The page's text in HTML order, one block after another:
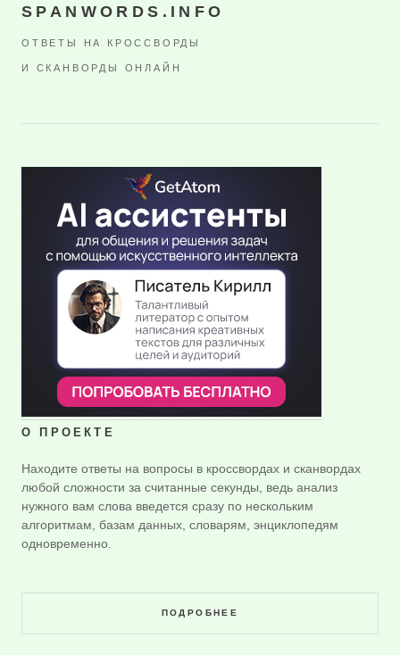
SPANWORDS.INFO
ОТВЕТЫ НА КРОССВОРДЫ
И СКАНВОРДЫ ОНЛАЙН
О ПРОЕКТЕ
Находите ответы на вопросы в кроссвордах и сканвордах
любой сложности за считанные секунды, ведь анализ
нужного вам слова введется сразу по нескольким
алгоритмам, базам данных, словарям, энциклопедям
одновременно.
ПОДРОБНЕЕ